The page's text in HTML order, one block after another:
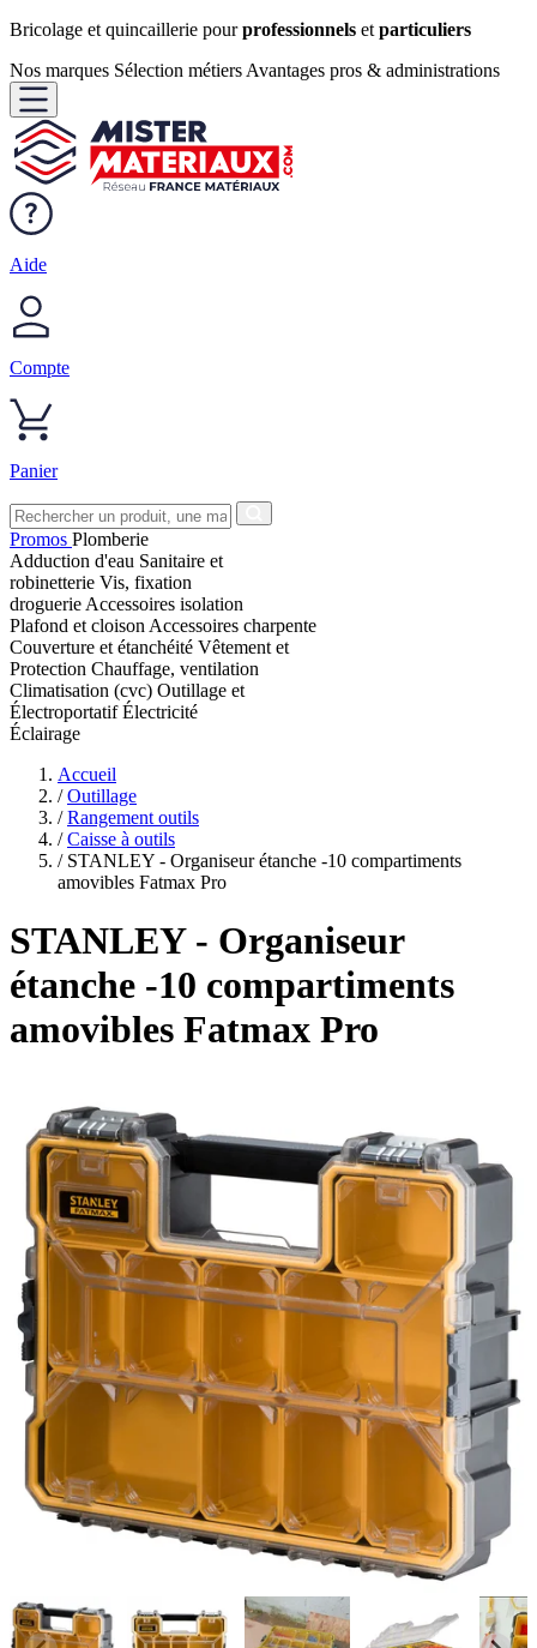
Bricolage et quincaillerie pourprofessionnels et particuliers
Nos marques Sélection métiers Avantages pros & administrations
Aide
Compte
Panier
Promos Plomberie
Adduction d'eau Sanitaire et
robinetterie Vis, fixation
droguerie Accessoires isolation
Plafond et cloison Accessoires charpente
Couverture et étanchéité Vêtement et
Protection Chauffage, ventilation
Climatisation (cvc) Outillage et
ÉlectroportatifÉlectricité
Éclairage
Accueil
/ Outillage
/ Rangement outils
/ Caisse à outils
/ STANLEY - Organiseur étanche -10 compartiments
amovibles Fatmax Pro
STANLEY- Organiseur
étanche -10 compartiments
amovibles Fatmax Pro